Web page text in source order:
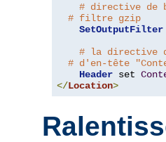
# directive de
# filtre gzip
SetOutputFilter
# la directive
# d'en-tête
Header set
</Location>